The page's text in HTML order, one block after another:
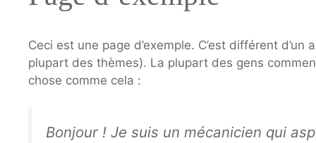
Ceci est une page d’exemple. C’est différent
plupart des thèmes). La plupart des gens
chose comme cela :
Bonjour ! Je suis un mécanicien qui